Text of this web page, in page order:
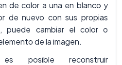
de color a una en blanco y
de nuevo con sus propias
puede cambiar el color o
de la imagen.
posible reconstruir